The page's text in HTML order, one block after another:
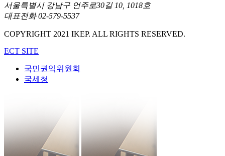
서울특별시 강남구 언주로30길 10, 1018호
대표전화 02-579-5537
COPYRIGHT 2021 IKEP. ALL RIGHTS RESERVED.
ECT SITE
국민권익위원회
국세청